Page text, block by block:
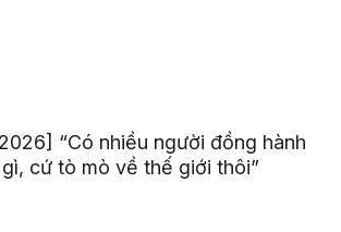
“Có nhiều người đồng hành
cứ tò mò về thế giới thôi”